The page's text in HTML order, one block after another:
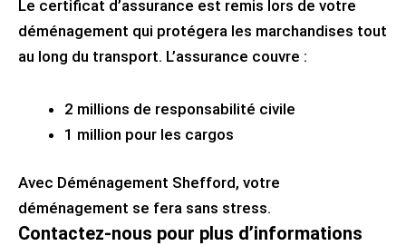
Le certificat d’assurance est remis lors de votre
déménagement qui protégera les marchandises tout
au long du transport. L’assurance couvre :
2 millions de responsabilité civile
1 million pour les cargos
Avec Déménagement Shefford, votre
déménagement se fera sans stress.
Contactez-nous pour plus d’informations